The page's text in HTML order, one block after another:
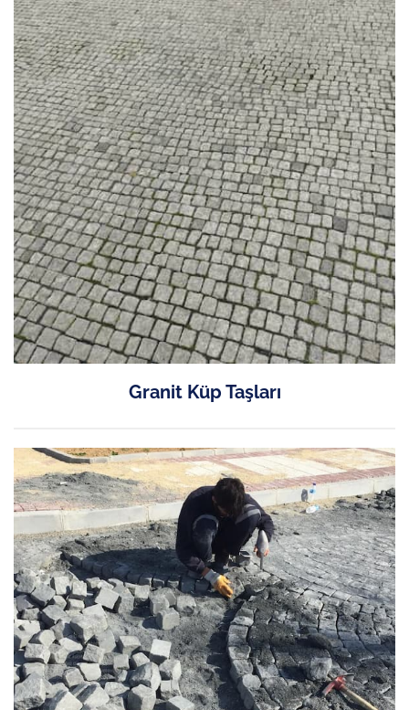
Granit Küp Taşları